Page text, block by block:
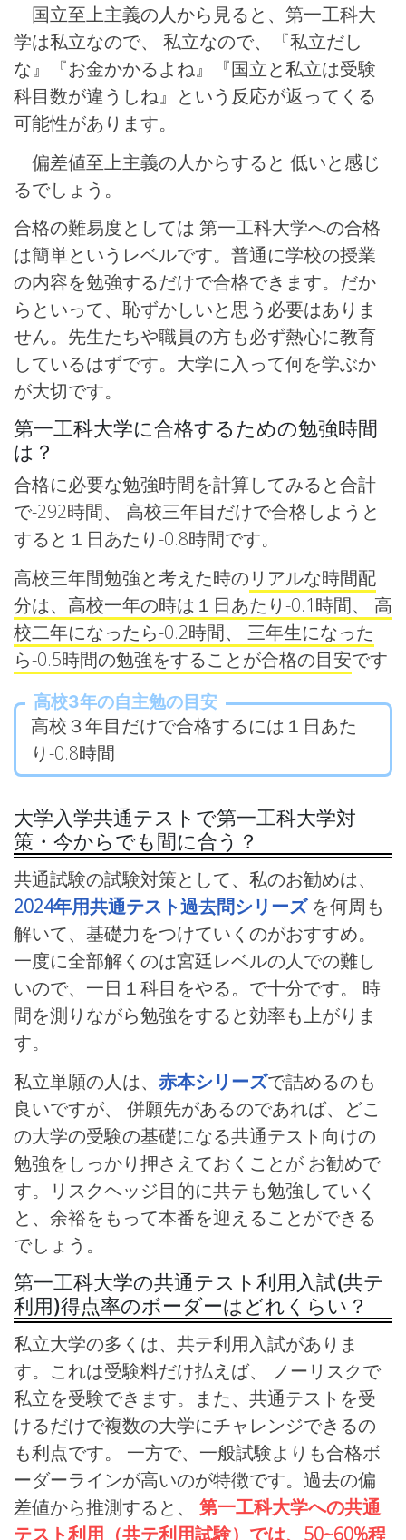
国立至上主義の人から見ると、第一工科大
学は私立なので、 私立なので、『私立だし
な』『お金かかるよね』『国立と私立は受験
科目数が違うしね』という反応が返ってくる
可能性があります。
偏差値至上主義の人からすると 低いと感じ
るでしょう。
合格の難易度としては 第一工科大学への合格
は簡単というレベルです。普通に学校の授業
の内容を勉強するだけで合格できます。だか
らといって、恥ずかしいと思う必要はありま
せん。先生たちや職員の方も必ず熱心に教育
しているはずです。大学に入って何を学ぶか
が大切です。
第一工科大学に合格するための勉強時間
は？
合格に必要な勉強時間を計算してみると合計
で-292時間、 高校三年目だけで合格しようと
すると１日あたり-0.8時間です。
高校三年間勉強と考えた時のリアルな時間配
分は、高校一年の時は１日あたり-0.1時間、 高
校二年になったら-0.2時間、 三年生になった
ら-0.5時間の勉強をすることが合格の目安です
高校3年の自主勉の目安
高校３年目だけで合格するには１日あた
り-0.8時間
大学入学共通テストで第一工科大学対
策・今からでも間に合う？
共通試験の試験対策として、私のお勧めは、
2024年用共通テスト過去問シリーズを何周も
解いて、基礎力をつけていくのがおすすめ。
一度に全部解くのは宮廷レベルの人での難し
いので、一日１科目をやる。で十分です。 時
間を測りながら勉強をすると効率も上がりま
す。
私立単願の人は、 赤本シリーズで詰めるのも
良いですが、 併願先があるのであれば、どこ
の大学の受験の基礎になる共通テスト向けの
勉強をしっかり押さえておくことが お勧めで
す。リスクヘッジ目的に共テも勉強していく
と、余裕をもって本番を迎えることができる
でしょう。
第一工科大学の共通テスト利用入試(共テ
利用)得点率のボーダーはどれくらい？
私立大学の多くは、共テ利用入試がありま
す。これは受験料だけ払えば、 ノーリスクで
私立を受験できます。また、共通テストを受
けるだけで複数の大学にチャレンジできるの
も利点です。 一方で、一般試験よりも合格ボ
ーダーラインが高いのが特徴です。過去の偏
差値から推測すると、 第一工科大学への共通
テスト利用（共テ利用試験）では、50~60%程